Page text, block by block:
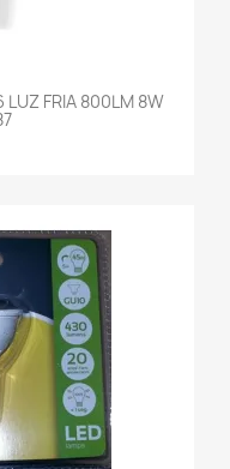
LUZ FRIA 800LM 8W